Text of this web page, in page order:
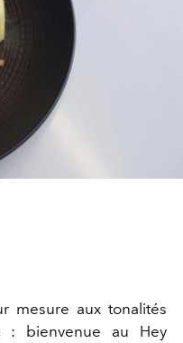
mesure aux tonalités
: bienvenue au Hey